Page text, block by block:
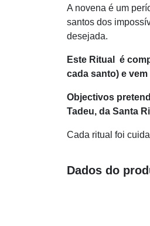
A novena é um
santos dos
desejada.
Este Ritual é
cada santo) e
Objectivos
Tadeu, da Santa
Cada ritual foi
Dados do